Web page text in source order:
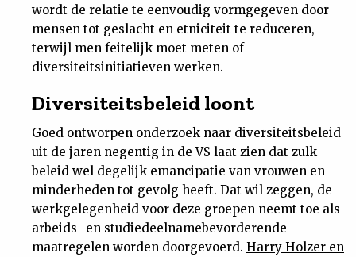
wordt de relatie te eenvoudig vormgegeven door
mensen tot geslacht en etniciteit te reduceren,
terwijl men feitelijk moet meten of
diversiteitsinitiatieven werken.
Diversiteitsbeleid loont
Goed ontworpen onderzoek naar diversiteitsbeleid
uit de jaren negentig in de VS laat zien dat zulk
beleid wel degelijk emancipatie van vrouwen en
minderheden tot gevolg heeft. Dat wil zeggen, de
werkgelegenheid voor deze groepen neemt toe als
arbeids- en studiedeelnamebevorderende
maatregelen worden doorgevoerd. Harry Holzer en